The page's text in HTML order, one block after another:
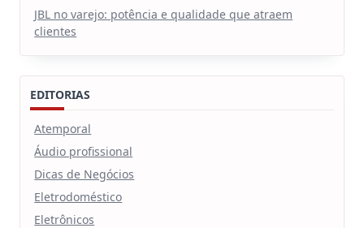
JBL no varejo: potência e qualidade que atraem
clientes
EDITORIAS
Atemporal
Áudio profissional
Dicas de Negócios
Eletrodoméstico
Eletrônicos